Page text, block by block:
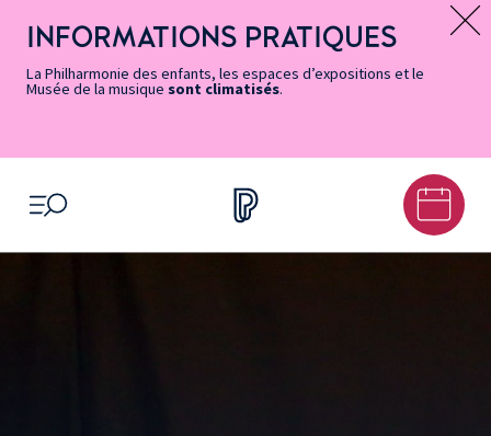
page
Accessibilité
accès
rapides
principal
contenu
principal
page
Message d’information
INFORMATIONS PRATIQUES
La Philharmonie des enfants, les espaces d’expositions et le
Musée de la musique sont climatisés.
OUVRIR LE MENU